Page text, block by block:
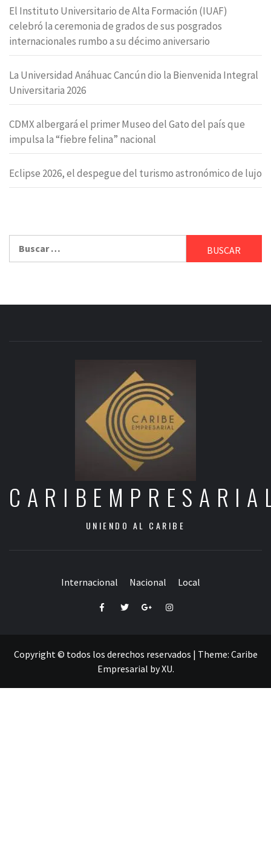
El Instituto Universitario de Alta Formación (IUAF)
celebró la ceremonia de grados de sus posgrados
internacionales rumbo a su décimo aniversario
La Universidad Anáhuac Cancún dio la Bienvenida Integral
Universitaria 2026
CDMX albergará el primer Museo del Gato del país que
impulsa la “fiebre felina” nacional
Eclipse 2026, el despegue del turismo astronómico de lujo
UNIENDO AL CARIBE
Internacional Nacional Local
FacebookTwitterGoogle+Instagram
Copyright © todos los derechos reservados | Theme: Caribe
Empresarial byXU.